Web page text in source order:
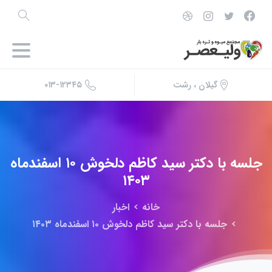
گیلان ، رشت ۰۱۳-۱۲۳۴۵
جلسه با دکتر سید کاظم دلخوش ۱۰ اسفندماه
۱۴۰۳
خانه
اخبار
جلسه با دکتر سید کاظم دلخوش ۱۰ اسفندماه ۱۴۰۳